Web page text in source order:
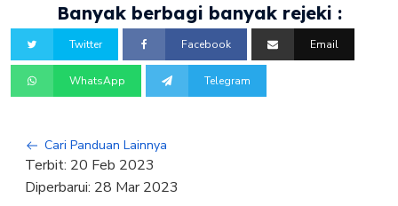
Banyak berbagi banyak rejeki :
Twitter Facebook Email
WhatsApp Telegram
Cari Panduan Lainnya
Terbit: 20 Feb 2023
Diperbarui: 28 Mar 2023